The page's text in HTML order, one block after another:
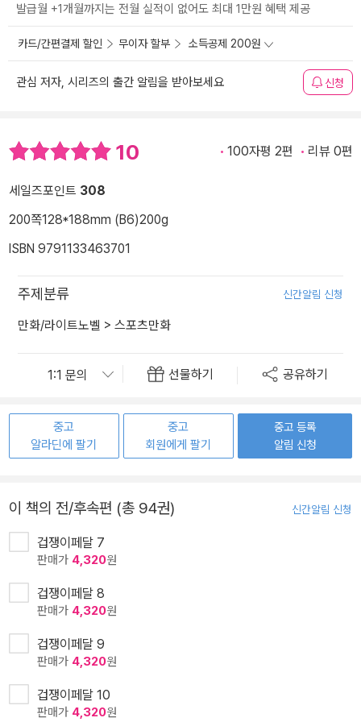
발급월 +1개월까지는 전월 실적이 없어도 최대 1만원 혜택 제공
카드/간편결제 할인 무이자 할부 소득공제 200원
관심 저자, 시리즈의 출간 알림을 받아보세요 신청
10 100자평 2편 리뷰 0편
세일즈포인트 308
200쪽128*188mm (B6)200g
ISBN 9791133463701
주제분류 신간알림 신청
만화/라이트노벨 > 스포츠만화
선물하기 공유하기
중고
알라딘에 팔기
중고
회원에게 팔기
중고 등록
알림 신청
이 책의 전/후속편 (총 94권) 신간알림 신청
겁쟁이페달 7
판매가 4,320원
겁쟁이페달 8
판매가 4,320원
겁쟁이페달 9
판매가 4,320원
겁쟁이페달 10
판매가 4,320원